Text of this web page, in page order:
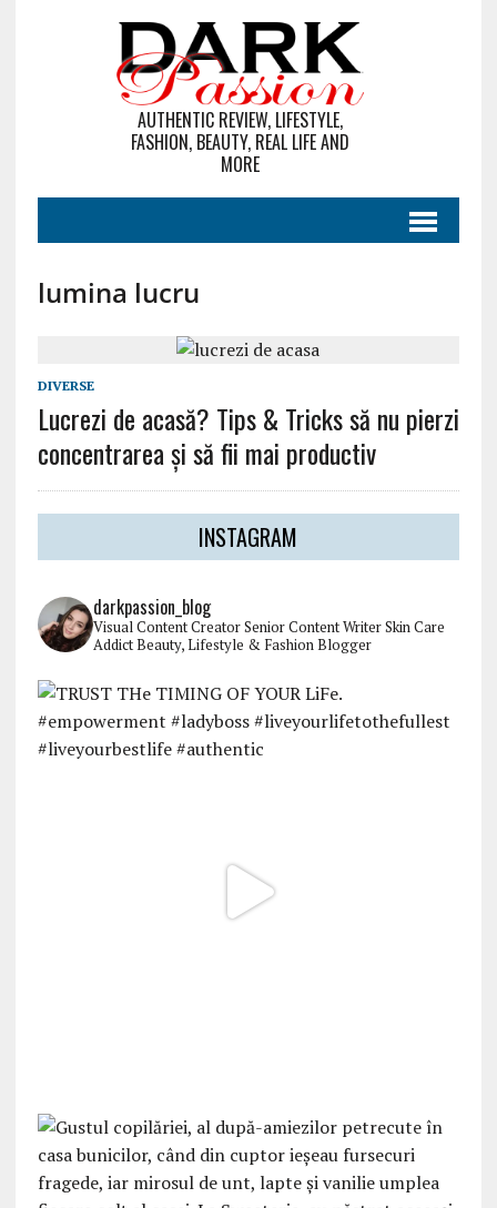
AUTHENTIC REVIEW, LIFESTYLE,
FASHION, BEAUTY, REAL LIFE AND
MORE
lumina lucru
DIVERSE
Lucrezi de acasă? Tips & Tricks să nu pierzi
concentrarea şi să fii mai productiv
INSTAGRAM
darkpassion_blog
Visual Content CreatorSenior Content WriterSkin Care
AddictBeauty, Lifestyle & Fashion Blogger